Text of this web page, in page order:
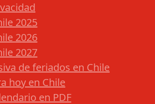
2025
2026
2027
de feriados en Chile
hoy en Chile
en PDF